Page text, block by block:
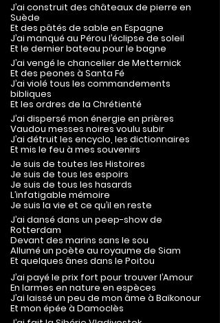
J’ai construit des châteaux de pierre en
Suède
Et des pâtés de sable en Espagne
J’ai manqué au Pérou l’éclipse de soleil
Et le dernier bateau pour le bagne
J’ai vengé le chancelier de Metternick
Et des peones à Santa Fé
J’ai violé tous les commandements
bibliques
Et les ordres de la Chrétienté
J’ai dispersé mon énergie en prières
Vaudou messes noires voulu subir
J’ai détruit les encyclo, les dictionnaires
Et mis le feu à mes souvenirs
Je suis de toutes les Histoires
Je suis de tous les espoirs
Je suis de tous les hasards
L’infatigable mémoire
Je suis la vie et ce qu’il en reste
J’ai dansédans un peep-show de
Rotterdam
Devant des marins sans le sou
Alluméun poète au royaume de Siam
Et quelques ânes dans le Poitou
J’ai payéle prix fort pour trouver l’Amour
En larmes en nature en espèces
J’ai laisséun peu de mon âme à Baïkonour
Et mon épée à Damoclès